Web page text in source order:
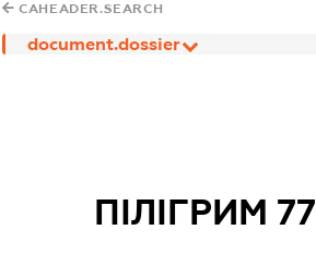
CAHEADER.SEARCH
document.dossier
ПІЛІГРИМ 77